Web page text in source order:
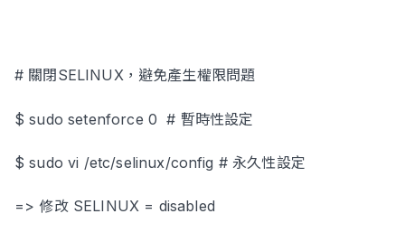
# 關閉SELINUX，避免產生權限問題
$ sudo setenforce 0 # 暫時性設定
$ sudo vi /etc/selinux/config # 永久性設定
=> 修改 SELINUX = disabled